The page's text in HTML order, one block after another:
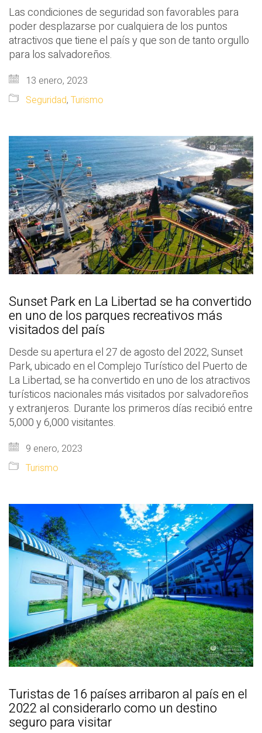
Las condiciones de seguridad son favorables para
poder desplazarse por cualquiera de los puntos
atractivos que tiene el país y que son de tanto orgullo
para los salvadoreños.
13 enero, 2023
Seguridad, Turismo
Sunset Park en La Libertad se ha convertido
en uno de los parques recreativos más
visitados del país
Desde su apertura el 27 de agosto del 2022, Sunset
Park, ubicado en el Complejo Turístico del Puerto de
La Libertad, se ha convertido en uno de los atractivos
turísticos nacionales más visitados por salvadoreños
y extranjeros. Durante los primeros días recibió entre
5,000 y 6,000 visitantes.
9 enero, 2023
Turismo
Turistas de 16 países arribaron al país en el
2022 al considerarlo como un destino
seguro para visitar